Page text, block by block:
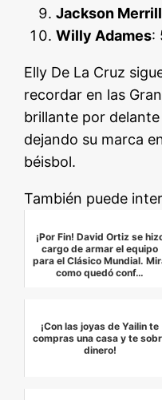
Jackson Merrill
Willy Adames:
Elly De La Cruz
recordar en las
brillante por
dejando su marca
béisbol.
También puede
¡Por Fin! David Ortiz se
cargo de armar el equipo
para el Clásico Mundial.
como quedó conf…
¡Con las joyas de Yailin te
compras una casa y te
dinero!